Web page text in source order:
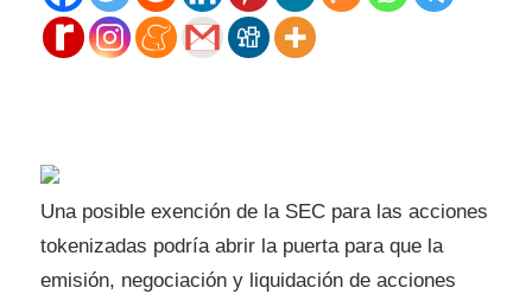
Una posible exención de la SEC para las acciones
tokenizadas podría abrir la puerta para que la
emisión, negociación y liquidación de acciones